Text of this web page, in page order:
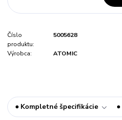
Číslo
produktu:
5005628
Výrobca: ATOMIC
Kompletné špecifikácie